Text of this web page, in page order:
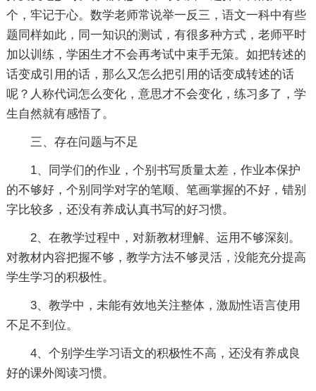
个，牢记于心。数学老师常说举一反三，语文一科中有些
题同样如此，同一知识的测试，有很多种方式，老师平时
加以训练，学困生才不会再考试中束手无策。如把转述的
话变成引用的话，那么又怎么把引用的话变成转述的话
呢？人称代词怎么变化，意思才不会变化，练习多了，学
生自然就有感悟了。
三、存在问题与不足
1、同学们的作业，个别书写质量太差，作业本保护
的不够好，个别同学对字的笔顺、笔画掌握的不好，错别
字比较多，还没有养成认真书写的好习惯。
2、在教学过程中，对新教材理解、运用不够深刻。
对教材内容把握不够，教学方法不够灵活，没能充分提高
学生学习的积极性。
3、教学中，未能有效地关注整体，激励性语言使用
不足不到位。
4、个别学生学习语文的积极性不高，还没有养成良
好的课外阅读习惯。